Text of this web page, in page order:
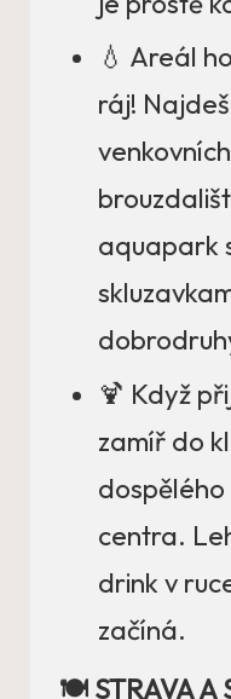
💧 Areál
ráj!
aquapark
🍹 Když
zamíř do
centra.
drink v
začíná.
🍽️ STRAVA A